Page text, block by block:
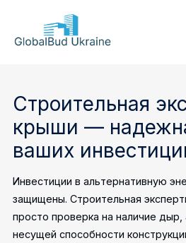
GLOBALBUD
Строительная
крыши —
ваших
Инвестиции в альтернативную
защищены. Строительная
просто проверка на наличие дыр,
несущей способности